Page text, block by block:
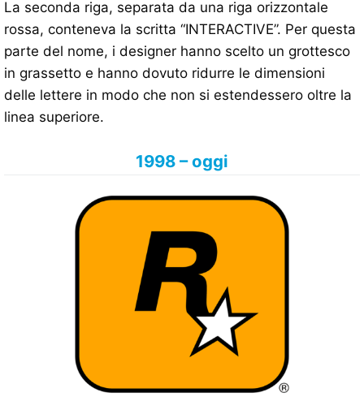
La seconda riga, separata da una riga orizzontale
rossa, conteneva la scritta “INTERACTIVE”. Per questa
parte del nome, i designer hanno scelto un grottesco
in grassetto e hanno dovuto ridurre le dimensioni
delle lettere in modo che non si estendessero oltre la
linea superiore.
1998 – oggi